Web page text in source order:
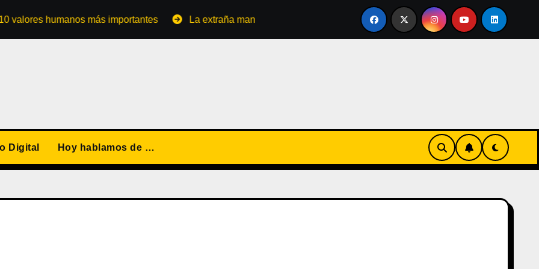
humanos más importantes La extraña manera de convertirse en familia El primer tour de la India Chiquitina
Digital Hoy hablamos de …